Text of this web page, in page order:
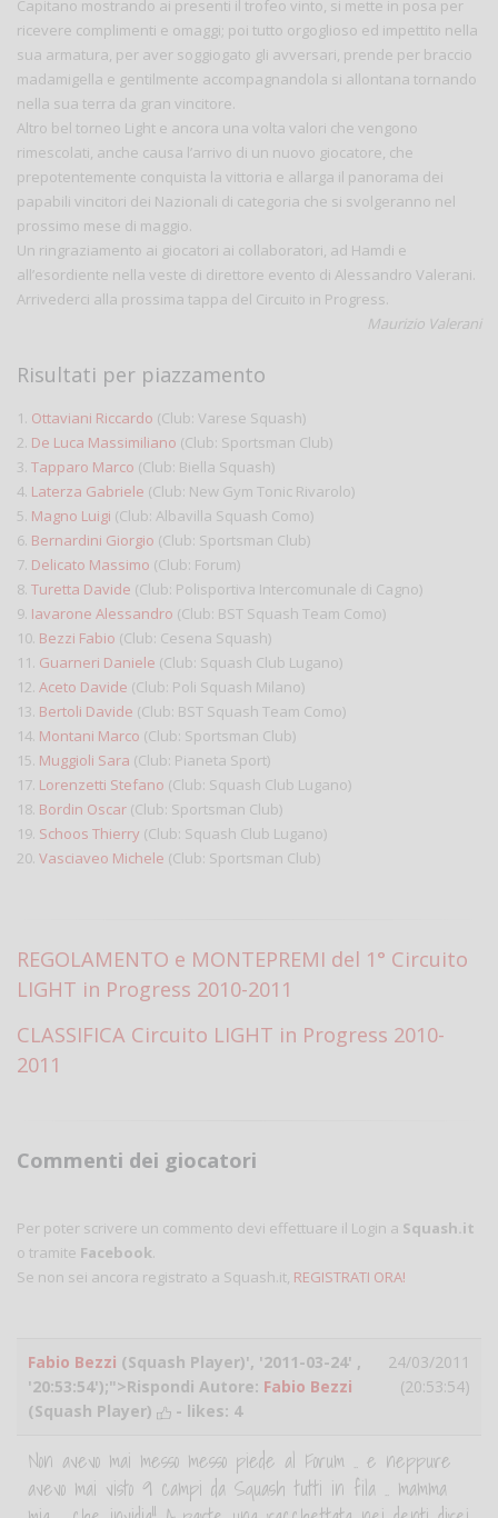
Capitano mostrando ai presenti il trofeo vinto, si mette in posa per
ricevere complimenti e omaggi; poi tutto orgoglioso ed impettito nella
sua armatura, per aver soggiogato gli avversari, prende per braccio
madamigella e gentilmente accompagnandola si allontana tornando
nella sua terra da gran vincitore.
Altro bel torneo Light e ancora una volta valori che vengono
rimescolati, anche causa l’arrivo di un nuovo giocatore, che
prepotentemente conquista la vittoria e allarga il panorama dei
papabili vincitori dei Nazionali di categoria che si svolgeranno nel
prossimo mese di maggio.
Un ringraziamento ai giocatori ai collaboratori, ad Hamdi e
all’esordiente nella veste di direttore evento di Alessandro Valerani.
Arrivederci alla prossima tappa del Circuito in Progress.
Maurizio Valerani
Risultati per piazzamento
1. Ottaviani Riccardo (Club: Varese Squash)
2. De Luca Massimiliano (Club: Sportsman Club)
3. Tapparo Marco (Club: Biella Squash)
4. Laterza Gabriele (Club: New Gym Tonic Rivarolo)
5. Magno Luigi (Club: Albavilla Squash Como)
6. Bernardini Giorgio (Club: Sportsman Club)
7. Delicato Massimo (Club: Forum)
8. Turetta Davide (Club: Polisportiva Intercomunale di Cagno)
9. Iavarone Alessandro (Club: BST Squash Team Como)
10. Bezzi Fabio (Club: Cesena Squash)
11. Guarneri Daniele (Club: Squash Club Lugano)
12. Aceto Davide (Club: Poli Squash Milano)
13. Bertoli Davide (Club: BST Squash Team Como)
14. Montani Marco (Club: Sportsman Club)
15. Muggioli Sara (Club: Pianeta Sport)
17. Lorenzetti Stefano (Club: Squash Club Lugano)
18. Bordin Oscar (Club: Sportsman Club)
19. Schoos Thierry (Club: Squash Club Lugano)
20. Vasciaveo Michele (Club: Sportsman Club)
REGOLAMENTO e MONTEPREMI del 1° Circuito
LIGHT in Progress 2010-2011
CLASSIFICA Circuito LIGHT in Progress 2010-
2011
Commenti dei giocatori
Per poter scrivere un commento devi effettuare il Login a Squash.it
o tramite Facebook.
Se non sei ancora registrato a Squash.it, REGISTRATI ORA!
Fabio Bezzi (Squash Player)', '2011-03-24' ,
'20:53:54');">Rispondi Autore: Fabio Bezzi
(Squash Player)
- likes: 4
24/03/2011
(20:53:54)
Non avevo mai messo messo piede al Forum .. e neppure
avevo mai visto 9 campi da Squash tutti in fila .. mamma